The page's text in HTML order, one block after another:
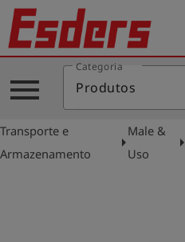
Produtos
account_circle Conecte-
menu
Categoria
Produtos
Transporte e
Armazenamento
arrow_right
Male &
Uso
arrow_right